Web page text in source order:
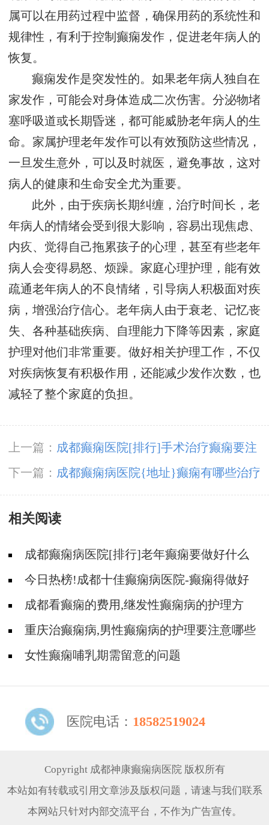
属可以在用药过程中监督，确保用药的系统性和
规律性，有利于控制癫痫发作，促进老年病人的
恢复。
癫痫发作是突发性的。如果老年病人独自在
家发作，可能会对身体造成二次伤害。分泌物堵
塞呼吸道或长期昏迷，都可能威胁老年病人的生
命。家属护理老年发作可以有效预防这些情况，
一旦发生意外，可以及时就医，避免事故，这对
病人的健康和生命安全尤为重要。
此外，由于疾病长期纠缠，治疗时间长，老
年病人的情绪会受到很大影响，容易出现焦虑、
内疚、觉得自己拖累孩子的心理，甚至有些老年
病人会变得易怒、烦躁。家庭心理护理，能有效
疏通老年病人的不良情绪，引导病人积极面对疾
病，增强治疗信心。老年病人由于衰老、记忆丧
失、各种基础疾病、自理能力下降等因素，家庭
护理对他们非常重要。做好相关护理工作，不仅
对疾病恢复有积极作用，还能减少发作次数，也
减轻了整个家庭的负担。
上一篇： 成都癫痫医院[排行]手术治疗癫痫要注
意什么?
下一篇： 成都癫痫病医院{地址}癫痫有哪些治疗
方式?
相关阅读
成都癫痫病医院[排行]老年癫痫要做好什么
护理?今日热榜!成都十佳癫痫病医院-癫痫得做好
什么护理?
成都看癫痫的费用,继发性癫痫病的护理方
法?重庆治癫痫病,男性癫痫病的护理要注意哪些
事项?女性癫痫哺乳期需留意的问题
医院电话： 18582519024
Copyright 成都神康癫痫病医院 版权所有
本站如有转载或引用文章涉及版权问题，请速与我们联系
本网站只针对内部交流平台，不作为广告宣传。